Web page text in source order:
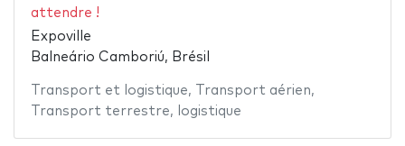
attendre !
Expoville
Balneário Camboriú, Brésil
Transport et logistique, Transport aérien,
Transport terrestre, logistique